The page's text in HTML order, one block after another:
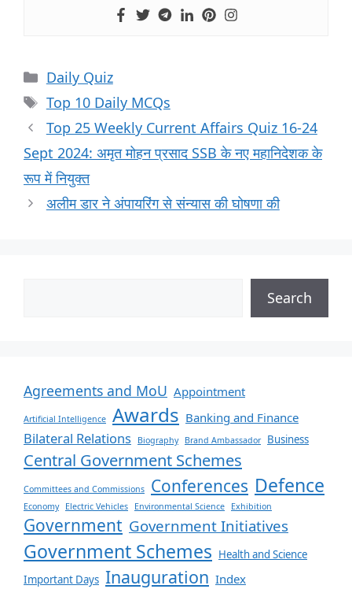
Daily Quiz
Top 10 Daily MCQs
Top 25 Weekly Current Affairs Quiz 16-24
Sept 2024: अमृत मोहन प्रसाद SSB के नए महानिदेशक के
रूप में नियुक्त
अलीम डार ने अंपायरिंग से संन्यास की घोषणा की
Search
Agreements and MoU Appointment
Artificial Intelligence Awards Banking and Finance
Bilateral Relations Biography Brand Ambassador Business
Central Government Schemes
Committees and Commissions Conferences Defence
Economy Electric Vehicles Environmental Science Exhibition
Government Government Initiatives
Government Schemes Health and Science
Important Days Inauguration Index